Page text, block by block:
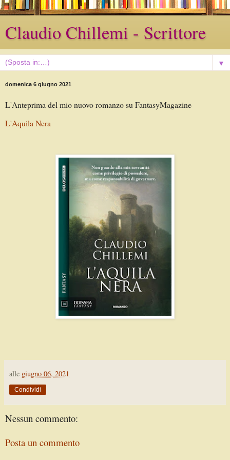
Claudio Chillemi - Scrittore
▼
domenica 6 giugno 2021
L'Anteprima del mio nuovo romanzo su FantasyMagazine
L'Aquila Nera
alle giugno 06, 2021
Condividi
Nessun commento:
Posta un commento